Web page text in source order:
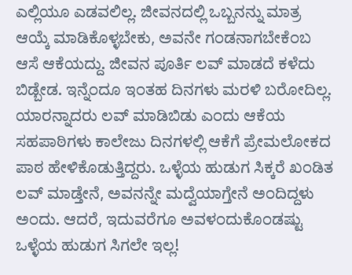
ಎಲ್ಲಿಯೂ ಎಡವಲಿಲ್ಲ. ಜೀವನದಲ್ಲಿ ಒಬ್ಬನನ್ನು ಮಾತ್ರ
ಆಯ್ಕೆ ಮಾಡಿಕೊಳ್ಳಬೇಕು, ಅವನೇ ಗಂಡನಾಗಬೇಕೆಂಬ
ಆಸೆ ಆಕೆಯದ್ದು. ಜೀವನ ಪೂರ್ತಿ ಲವ್ ಮಾಡದೆ ಕಳೆದು
ಬಿಡ್ಬೇಡ. ಇನ್ನೆಂದೂ ಇಂತಹ ದಿನಗಳು ಮರಳಿ ಬರೋದಿಲ್ಲ.
ಯಾರನ್ನಾದರು ಲವ್ ಮಾಡಿಬಿಡು ಎಂದು ಆಕೆಯ
ಸಹಪಾಠಿಗಳು ಕಾಲೇಜು ದಿನಗಳಲ್ಲಿ ಆಕೆಗೆ ಪ್ರೇಮಲೋಕದ
ಪಾಠ ಹೇಳಿಕೊಡುತ್ತಿದ್ದರು. ಒಳ್ಳೆಯ ಹುಡುಗ ಸಿಕ್ಕರೆ ಖಂಡಿತ
ಲವ್ ಮಾಡ್ತೇನೆ, ಅವನನ್ನೇ ಮದ್ವೆಯಾಗ್ತೇನೆ ಅಂದಿದ್ದಳು
ಅಂದು. ಆದರೆ, ಇದುವರೆಗೂ ಅವಳಂದುಕೊಂಡಷ್ಟು
ಒಳ್ಳೆಯ ಹುಡುಗ ಸಿಗಲೇ ಇಲ್ಲ!